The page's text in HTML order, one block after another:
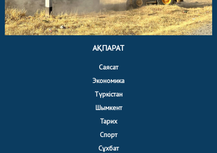
АҚПАРАТ
Саясат
Экономика
Түркістан
Шымкент
Тарих
Спорт
Сұхбат